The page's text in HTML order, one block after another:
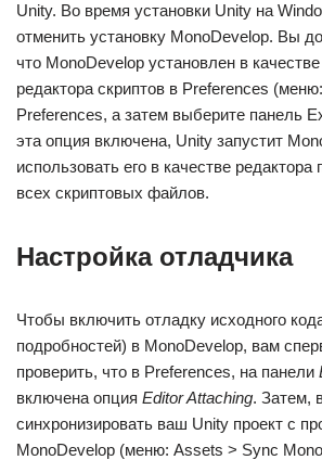
Unity. Во время установки Unity на
отменить установку MonoDevelop. Вы
что MonoDevelop установлен в
редактора скриптов в Preferences
Preferences, а затем выберите панель
эта опция включена, Unity запустит
использовать его в качестве
всех скриптовых файлов.
Настройка отладчика
Чтобы включить отладку исходного
подробностей) в MonoDevelop, вам
проверить, что в Preferences, на панели
включена опция Editor Attaching. Затем,
синхронизировать ваш Unity проект с
MonoDevelop (меню: Assets > Sync